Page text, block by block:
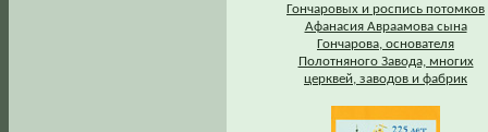
Гончаровых и роспись потомков
Афанасия Авраамова сына
Гончарова, основателя
Полотняного Завода, многих
церквей, заводов и фабрик